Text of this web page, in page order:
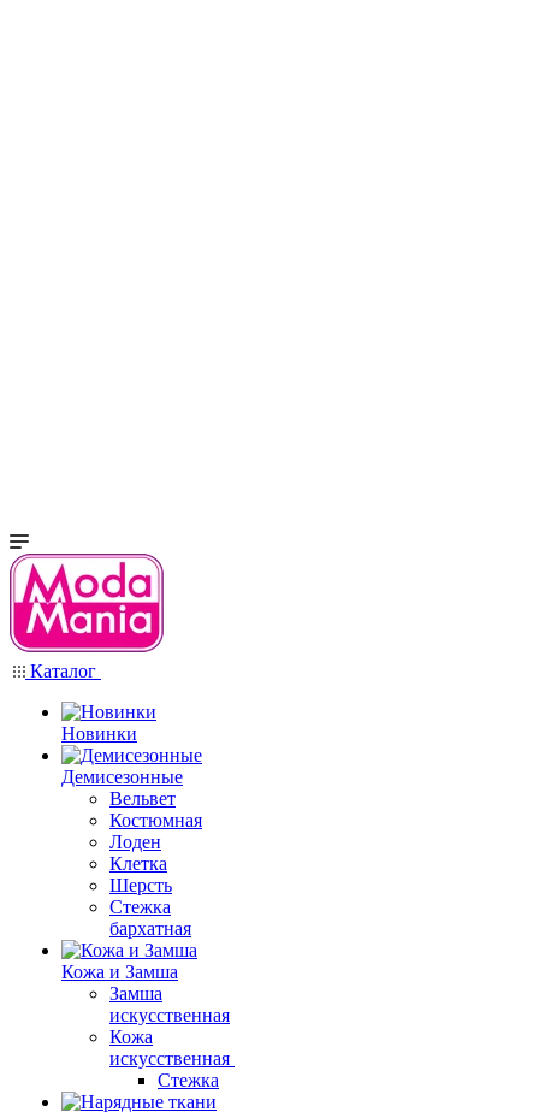
Каталог
Новинки
Демисезонные
Вельвет
Костюмная
Лоден
Клетка
Шерсть
Стежка
бархатная
Кожа и Замша
Замша
искусственная
Кожа
искусственная
Стежка